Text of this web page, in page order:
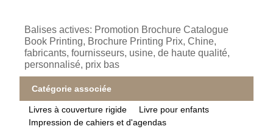
Balises actives: Promotion Brochure Catalogue
Book Printing, Brochure Printing Prix, Chine,
fabricants, fournisseurs, usine, de haute qualité,
personnalisé, prix bas
Catégorie associée
Livres à couverture rigide
Livre pour enfants
Impression de cahiers et d'agendas